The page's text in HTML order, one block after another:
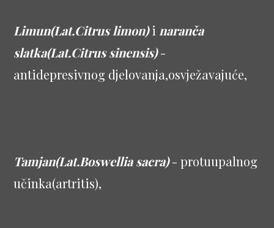
Limun(Lat.Citrus limon)i naranča
slatka(Lat.Citrus sinensis)-
antidepresivnog djelovanja,osvježavajuće,
Tamjan(Lat.Boswellia sacra)- protuupalnog
učinka(artritis),